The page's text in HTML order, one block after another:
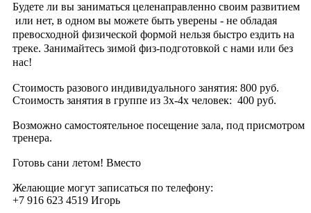
Будете ли вы заниматься целенаправленно своим развитием
или нет, в одном вы можете быть уверены - не обладая
превосходной физической формой нельзя быстро ездить на
треке. Занимайтесь зимой физ-подготовкой с нами или без
нас!
Стоимость разового индивидуального занятия: 800 руб.
Стоимость занятия в группе из 3х-4х человек: 400 руб.
Возможно самостоятельное посещение зала, под присмотром
тренера.
Готовь сани летом! Вместо
Желающие могут записаться по телефону:
+7 916 623 4519 Игорь